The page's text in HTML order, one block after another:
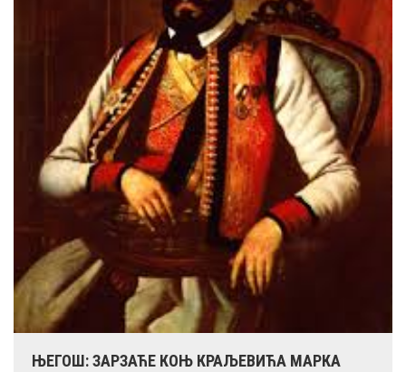
ЊЕГОШ: ЗАРЗАЋЕ КОЊ КРАЉЕВИЋА МАРКА